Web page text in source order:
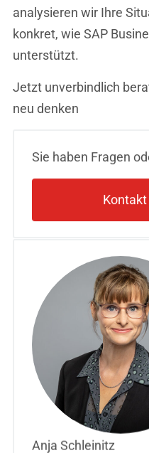
analysieren wir Ihre
konkret, wie SAP
unterstützt.
Jetzt unverbindlich
neu denken
Sie haben Fragen
Anja Schleinitz